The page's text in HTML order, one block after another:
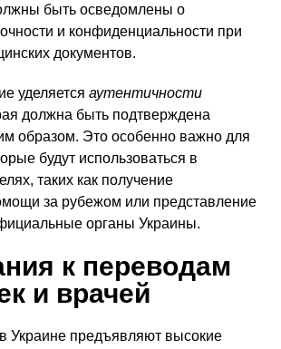
быть осведомлены о
и конфиденциальности при
документов.
уделяется аутентичности
должна быть подтверждена
образом. Это особенно важно для
будут использоваться в
таких как получение
за рубежом или представление
органы Украины.
к переводам
и врачей
Украине предъявляют высокие